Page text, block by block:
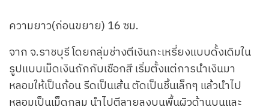
ความยาว(ก่อนขยาย) 16 ซม.
จาก จ.ราชบุรี โดยกลุ่มช่างตีเงินกะเหรี่ยงแบบดั้งเดิมใน
รูปแบบเม็ดเงินถักกับเชือกสี เริ่มตั้งแต่การนำเงินมา
หลอมให้เป็นก้อน รีดเป็นเส้น ตัดเป็นชิ้นเล็กๆ แล้วนำไป
หลอมเป็นเม็ดกลม นำไปตีลายลงบนพื้นผิวด้านบนและ